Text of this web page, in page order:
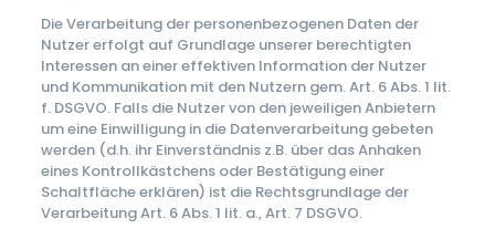
Die Verarbeitung der personenbezogenen Daten der
Nutzer erfolgt auf Grundlage unserer berechtigten
Interessen an einer effektiven Information der Nutzer
und Kommunikation mit den Nutzern gem. Art. 6 Abs. 1 lit.
f. DSGVO. Falls die Nutzer von den jeweiligen Anbietern
um eine Einwilligung in die Datenverarbeitung gebeten
werden (d.h. ihr Einverständnis z.B. über das Anhaken
eines Kontrollkästchens oder Bestätigung einer
Schaltfläche erklären) ist die Rechtsgrundlage der
Verarbeitung Art. 6 Abs. 1 lit. a., Art. 7 DSGVO.